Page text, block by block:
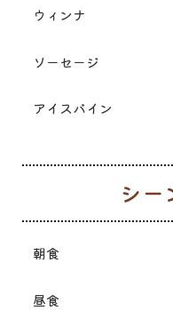
ウィンナ
ソーセージ
アイスバイン
朝食
昼食